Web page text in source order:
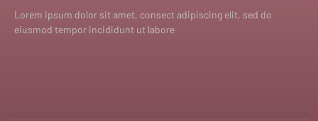
Lorem ipsum dolor sit amet, consect adipiscing elit, sed do
eiusmod tempor incididunt ut labore